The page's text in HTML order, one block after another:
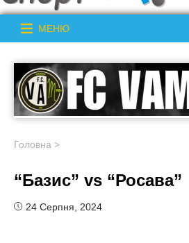
МЕНЮ
Головна >
“Базис” vs “Росава”
24 Серпня, 2024